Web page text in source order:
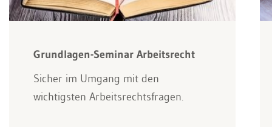
Grundlagen-Seminar Arbeitsrecht
Sicher im Umgang mit den
wichtigsten Arbeitsrechtsfragen.